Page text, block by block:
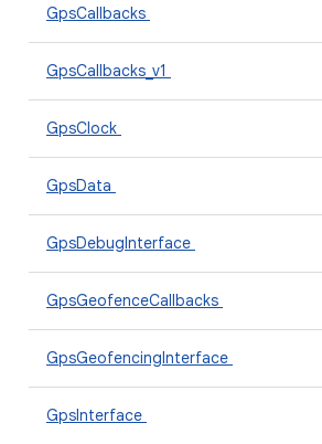
GpsCallbacks
GpsCallbacks_v1
GpsClock
GpsData
GpsDebugInterface
GpsGeofenceCallbacks
GpsGeofencingInterface
GpsInterface